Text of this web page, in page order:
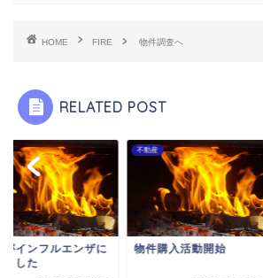
HOME FIRE 物件調査へ
RELATED POST
購入活動開始
FIRE
フリーランス医師になっ